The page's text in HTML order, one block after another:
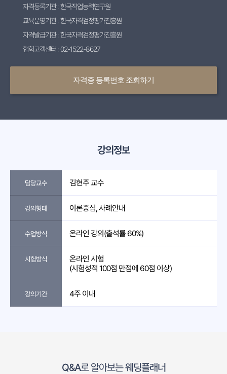
자격등록기관 : 한국직업능력연구원
교육운영기관 : 한국자격검정평가진흥원
자격발급기관 : 한국자격검정평가진흥원
협회고객센터 : 02-1522-8627
자격증 등록번호 조회하기
강의정보
담당교수 김현주 교수
강의형태 이론중심, 사례안내
수업방식 온라인 강의(출석률 60%)
시험방식
온라인 시험
(시험성적 100점 만점에 60점 이상)
강의기간 4주 이내
Q&A로 알아보는웨딩플래너